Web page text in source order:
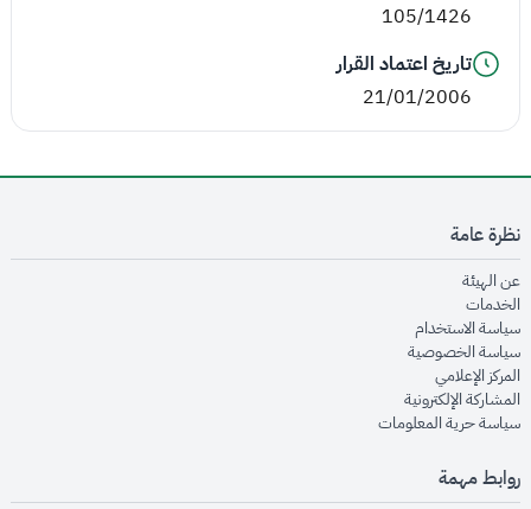
105/1426
تاريخ اعتماد القرار
21/01/2006
نظرة عامة
عن الهيئةopens in new window
الخدماتopens in new window
سياسة الاستخدام
سياسة الخصوصيةopens in new window
المركز الإعلاميopens in new window
المشاركة الإلكترونيةopens in new window
سياسة حرية المعلوماتopens in new window
روابط مهمة